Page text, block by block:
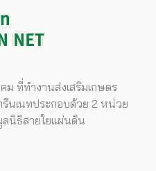
ม ที่ทำงานส่งเสริมเกษตร
นเนทประกอบด้วย 2 หน่วย
นิธิสายใยแผ่นดิน